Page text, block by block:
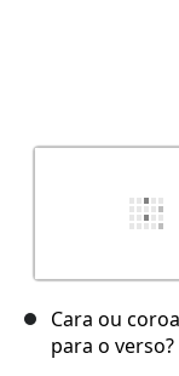
Cara ou
para o verso?